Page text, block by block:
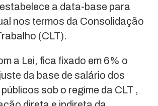
a data-base para
nos termos da Consolidação
(CLT).
a Lei, fica fixado em 6% o
da base de salário dos
sob o regime da CLT ,